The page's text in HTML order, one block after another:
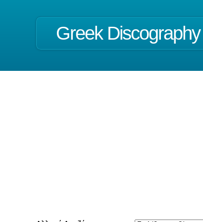
Greek Discography